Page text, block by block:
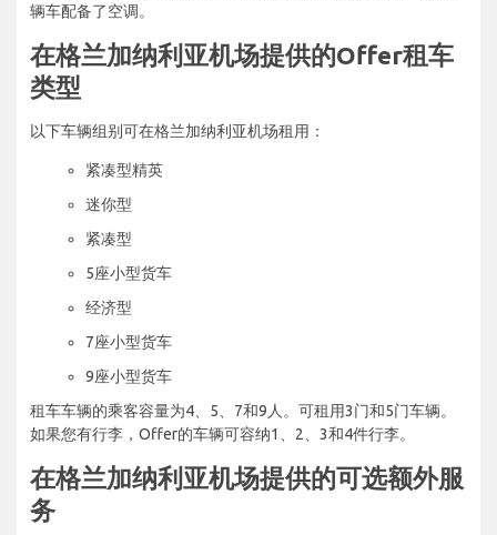
辆车配备了空调。
在格兰加纳利亚机场提供的Offer租车
类型
以下车辆组别可在格兰加纳利亚机场租用：
紧凑型精英
迷你型
紧凑型
5座小型货车
经济型
7座小型货车
9座小型货车
租车车辆的乘客容量为4、5、7和9人。可租用3门和5门车辆。
如果您有行李，Offer的车辆可容纳1、2、3和4件行李。
在格兰加纳利亚机场提供的可选额外服
务